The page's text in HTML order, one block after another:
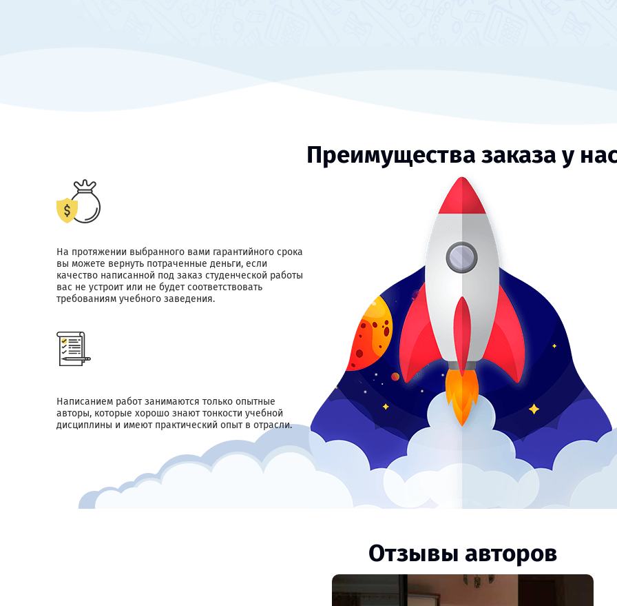
Преимущества заказа у
На протяжении выбранного вами гарантийного срока
вы можете вернуть потраченные деньги, если
качество написанной под заказ студенческой работы
вас не устроит или не будет соответствовать
требованиям учебного заведения.
Написанием работ занимаются только опытные
авторы, которые хорошо знают тонкости учебной
дисциплины и имеют практический опыт в отрасли.
Отзывы авторов